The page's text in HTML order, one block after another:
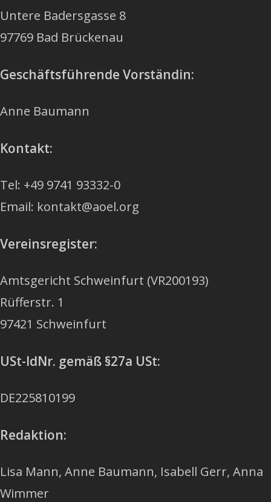
Untere Badersgasse 8
97769 Bad Brückenau
Geschäftsführende Vorständin:
Anne Baumann
Kontakt:
Tel: +49 9741 93332-0
Email: kontakt@aoel.org
Vereinsregister:
Amtsgericht Schweinfurt (VR200193)
Rüfferstr. 1
97421 Schweinfurt
USt-IdNr. gemäß §27a USt:
DE225810199
Redaktion:
Lisa Mann, Anne Baumann, Isabell Gerr, Anna
Wimmer